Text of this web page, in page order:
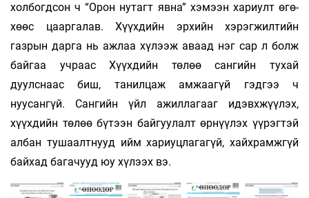
холбогдсон ч “Орон нутагт явна” хэмээн хариулт өгө­­
хөөс цааргалав. Хүүхдийн эрхийн хэрэгжил­­­тийн
газрын дарга нь ажлаа хүлээж аваад нэг сар л болж
байгаа учраас Хүүхдийн төлөө сан­­гийн тухай
дуулснаас биш, танилцаж ам­жаагүй гэдгээ ч
нуусангүй. Сангийн үйл ажил­лагааг идэвхжүүлэх,
хүүхдийн төлөө бү­­­тээн байгуулалт өрнүүлэх үүрэгтэй
албан тушаалт­­нууд ийм хариуцлагагүй, хайхрамжгүй
байхад багачууд юу хүлээх вэ.